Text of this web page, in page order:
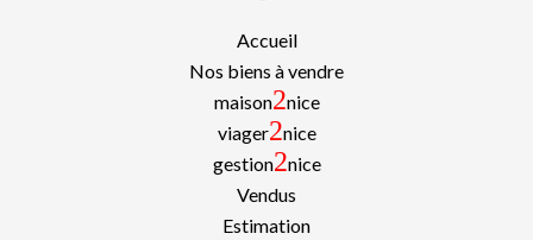
Accueil
Nos biens à vendre
maison2nice
viager2nice
gestion2nice
Vendus
Estimation